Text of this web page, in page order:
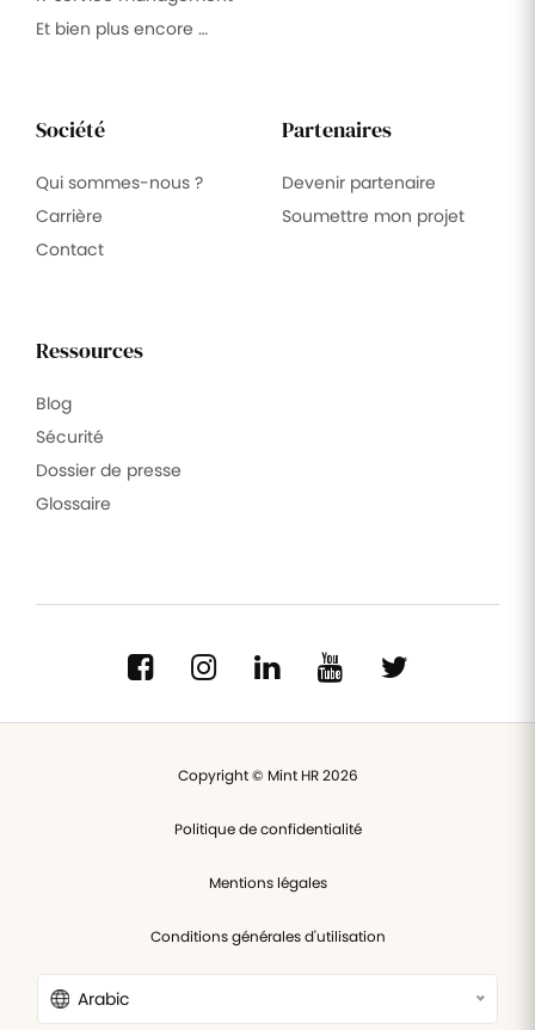
Et bien plus encore …
Société
Qui sommes-nous ?
Carrière
Contact
Partenaires
Devenir partenaire
Soumettre mon projet
Ressources
Blog
Sécurité
Dossier de presse
Glossaire
Copyright © Mint HR 2026
Politique de confidentialité
Mentions légales
Conditions générales d'utilisation
Arabic